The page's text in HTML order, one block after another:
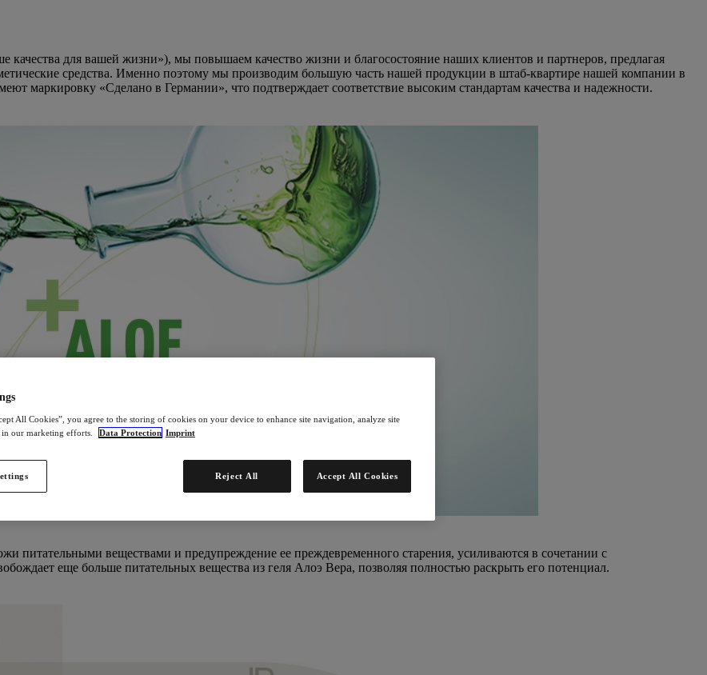
для вашей жизни»), мы повышаем качество жизни и благосостояние наших клиентов и партнеров, предлагая
средства. Именно поэтому мы производим большую часть нашей продукции в штаб-квартире нашей компании в
маркировку «Сделано в Германии», что подтверждает соответствие высоким стандартам качества и надежности.
питательными веществами и предупреждение ее преждевременного старения, усиливаются в сочетании с
еще больше питательных вещества из геля Алоэ Вера, позволяя полностью раскрыть его потенциал.
All Cookies”, you agree to the storing of cookies on your device to enhance site navigation, analyze site
in our marketing efforts.
Data Protection Imprint
Reject All Accept All Cookies